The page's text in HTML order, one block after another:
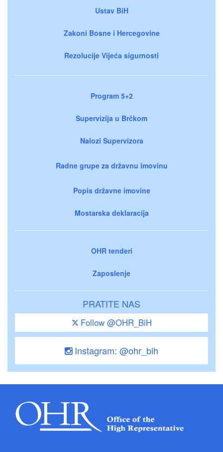
Ustav BiH
Zakoni Bosne i Hercegovine
Rezolucije Vijeća sigurnosti
Program 5+2
Supervizija u Brčkom
Nalozi Supervizora
Radne grupe za državnu imovinu
Popis državne imovine
Mostarska deklaracija
OHR tenderi
Zaposlenje
PRATITE NAS
Follow @OHR_BiH
Instagram: @ohr_bih